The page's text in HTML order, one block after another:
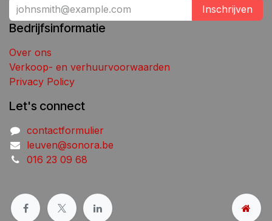
Inschrijven
Bedrijfsinformatie
Over ons
Verkoop- en verhuurvoorwaarden
Privacy Policy
Let's connect
contactformulier
leuven@sonora.be
016 23 09 68